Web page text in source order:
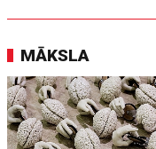
MĀKSLA